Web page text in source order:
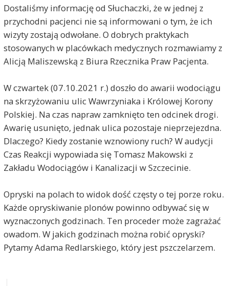
Dostaliśmy informację od Słuchaczki, że w jednej z
przychodni pacjenci nie są informowani o tym, że ich
wizyty zostają odwołane. O dobrych praktykach
stosowanych w placówkach medycznych rozmawiamy z
Alicją Maliszewską z Biura Rzecznika Praw Pacjenta.
W czwartek (07.10.2021 r.) doszło do awarii wodociągu
na skrzyżowaniu ulic Wawrzyniaka i Królowej Korony
Polskiej. Na czas napraw zamknięto ten odcinek drogi.
Awarię usunięto, jednak ulica pozostaje nieprzejezdna.
Dlaczego? Kiedy zostanie wznowiony ruch? W audycji
Czas Reakcji wypowiada się Tomasz Makowski z
Zakładu Wodociągów i Kanalizacji w Szczecinie.
Opryski na polach to widok dość częsty o tej porze roku.
Każde opryskiwanie plonów powinno odbywać się w
wyznaczonych godzinach. Ten proceder może zagrażać
owadom. W jakich godzinach można robić opryski?
Pytamy Adama Redlarskiego, który jest pszczelarzem.